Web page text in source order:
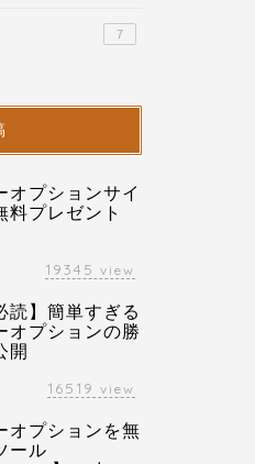
7
オプションサイ
料プレゼント
19345 view
読】簡単すぎる
オプションの勝
開
16519 view
オプションを無
ール